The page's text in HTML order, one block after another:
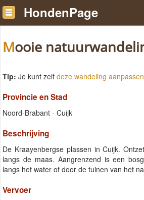
HondenPage
Mooie
Tip: Je kunt zelf deze wandeling
Provincie en Stad
Noord-Brabant - Cuijk
Beschrijving
De Kraayenbergse plassen in Cuijk.
langs de maas. Aangrenzend is een
langs het water of door de tuinen van het
Vervoer